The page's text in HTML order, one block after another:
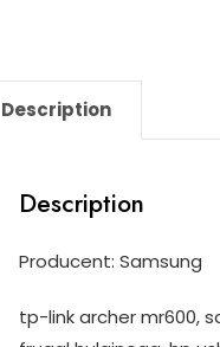
Description
Description
Producent: Samsung
tp-link archer mr600,